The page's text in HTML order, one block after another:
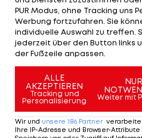
Caterina. Im Jahr 2015
Super-G von Beaver
Medaille.
der ewigen Bestenliste in
mit den meisten Weltcup-
PUR Modus, ohne Tracking uns
Werbung fortzufahren. Sie
individuelle Auswahl zu treffen.
jederzeit über den Button links
der Fußzeile anpassen.
ALLE
AKZEPTIEREN
Tracking und
Personalisierung
NUR
Weiter mit
Wir und unsere 186 Partner
Ihre IP-Adresse und Browser-